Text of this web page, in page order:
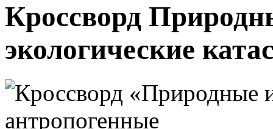
Кроссворд
экологические